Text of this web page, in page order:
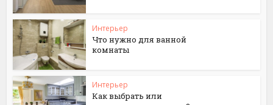
Интерьер
Что нужно для ванной
комнаты
Интерьер
Как выбрать или